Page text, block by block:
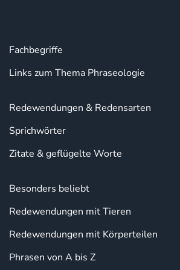
Fachbegriffe
Links zum Thema Phraseologie
Redewendungen & Redensarten
Sprichwörter
Zitate & geflügelte Worte
Besonders beliebt
Redewendungen mit Tieren
Redewendungen mit Körperteilen
Phrasen von A bis Z